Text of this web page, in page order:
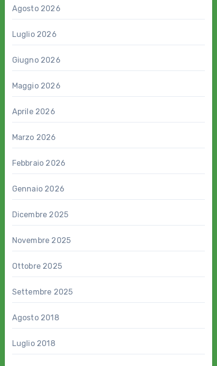
Agosto 2026
Luglio 2026
Giugno 2026
Maggio 2026
Aprile 2026
Marzo 2026
Febbraio 2026
Gennaio 2026
Dicembre 2025
Novembre 2025
Ottobre 2025
Settembre 2025
Agosto 2018
Luglio 2018